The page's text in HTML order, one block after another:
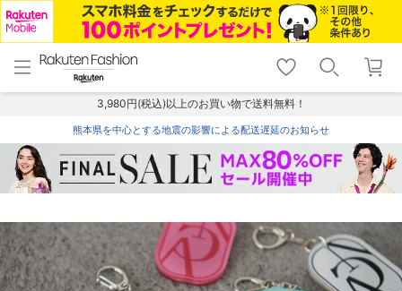
menu home
トップ
shopping_cart lock_outline
ログイン
3,980円(税込)以上のお買い物で送料無料！
熊本県を中心とする地震の影響による配送遅延のお知らせ